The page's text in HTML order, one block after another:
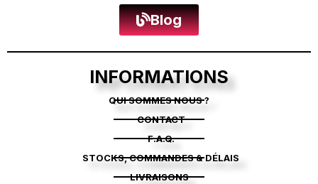
Blog
INFORMATIONS
QUI SOMMES NOUS ?
CONTACT
F.A.Q.
STOCKS, COMMANDES & DÉLAIS
LIVRAISONS